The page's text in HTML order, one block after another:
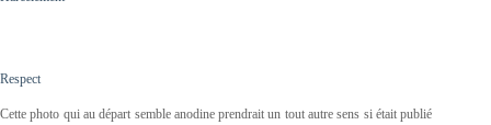
Respect
Cette photo qui au départ semble anodine prendrait un tout autre sens si était publié